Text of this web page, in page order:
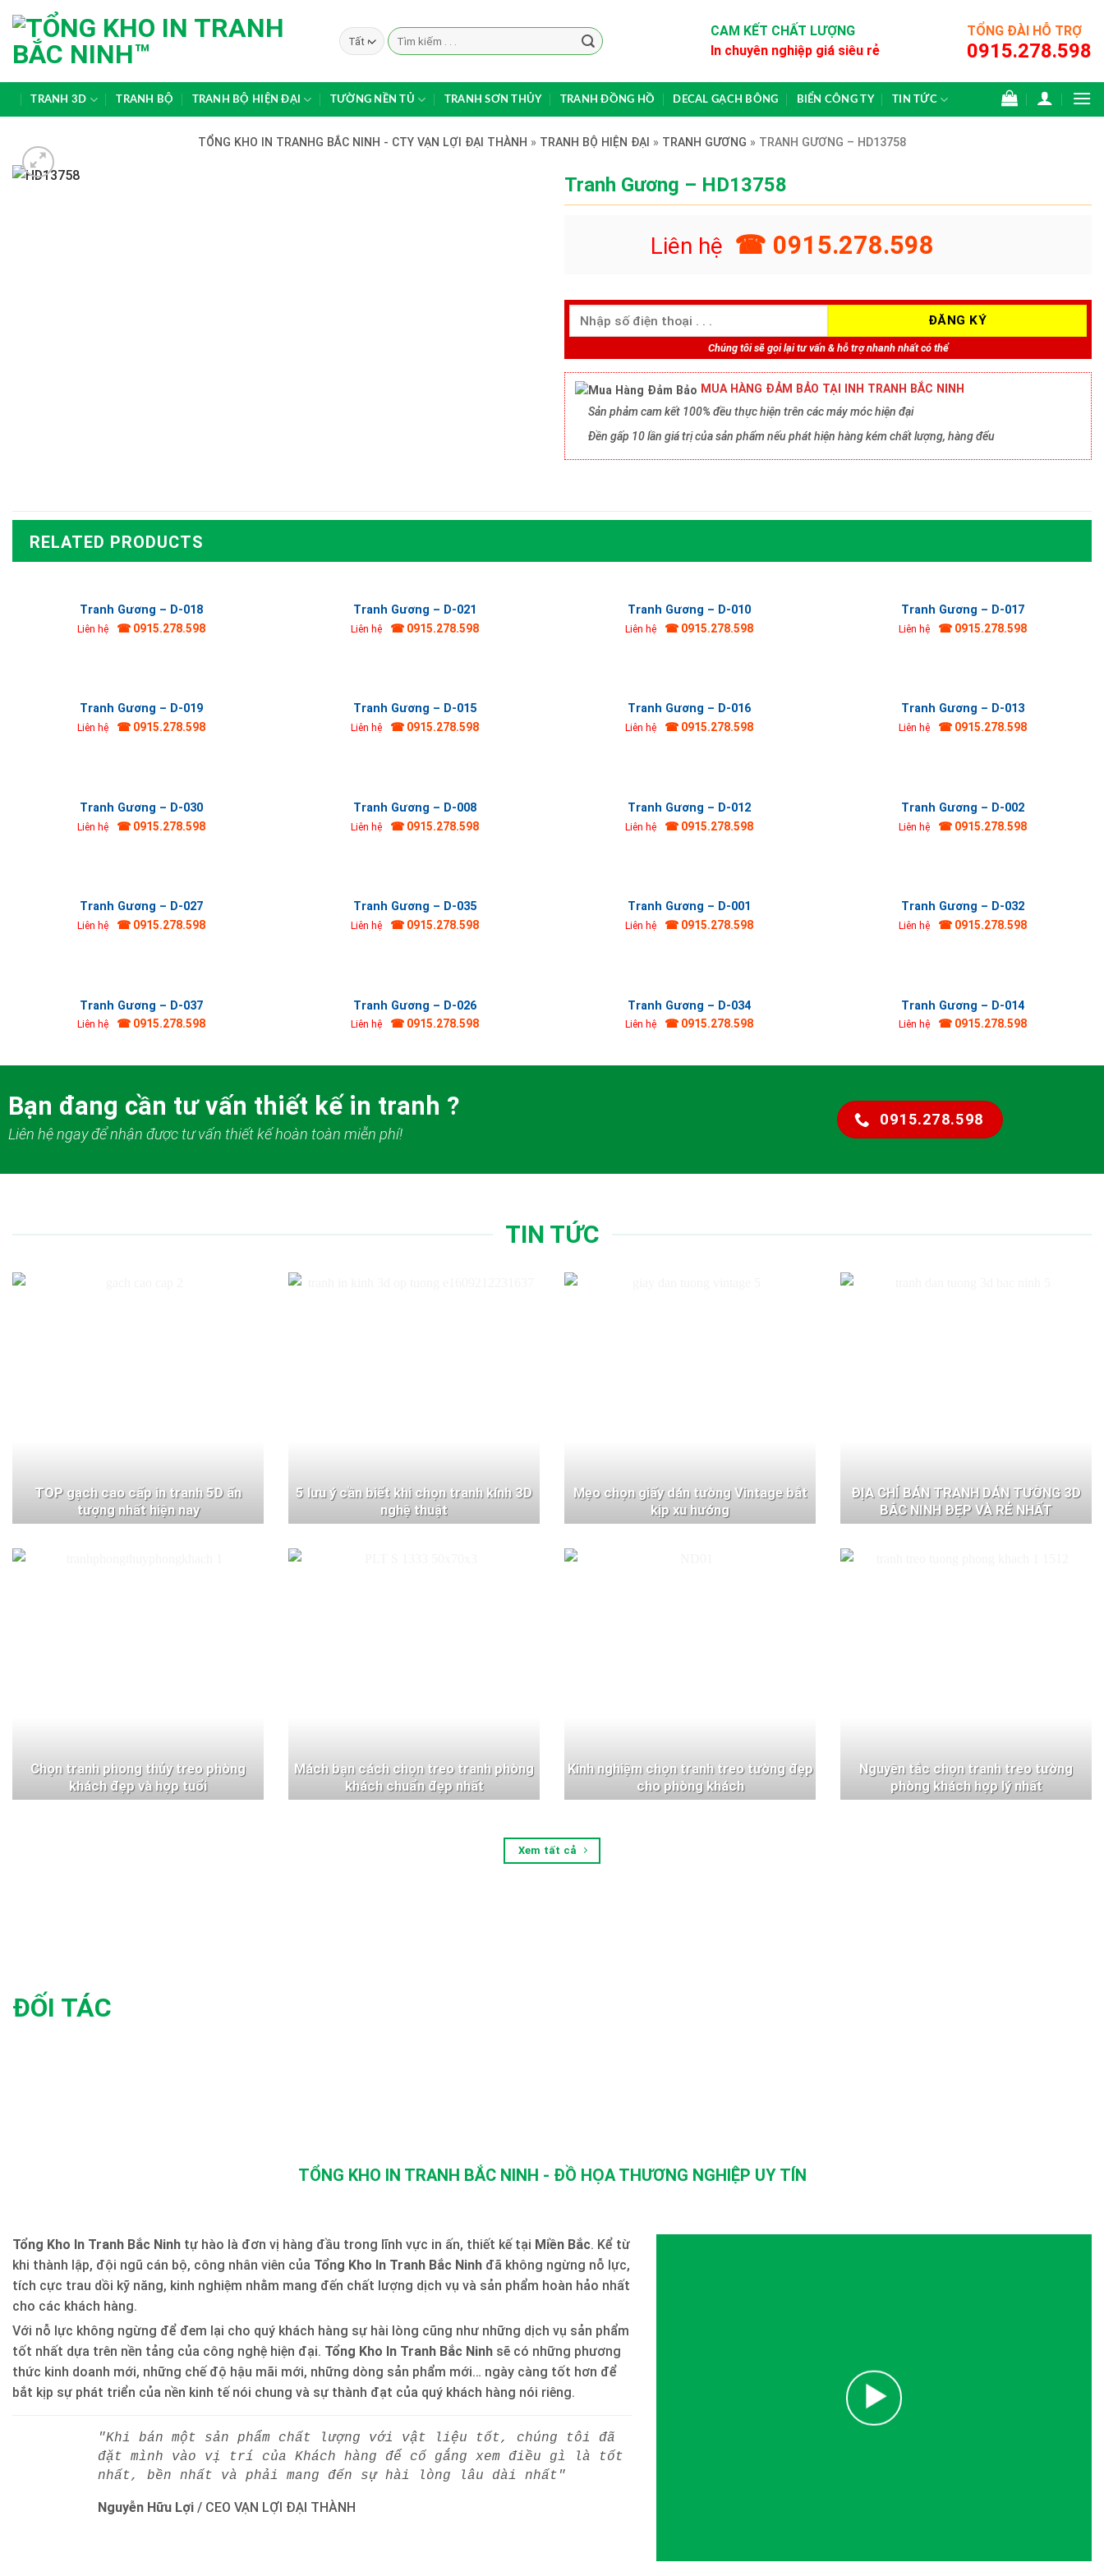
to
content
Search
for:
CAM KẾT CHẤT LƯỢNG
In chuyên nghiệp giá siêu rẻ
TỔNG ĐÀI HỖ TRỢ
0915.278.598
TRANH 3D TRANH BỘ TRANH BỘ HIỆN ĐẠI TƯỜNG NỀN TỦ TRANH SƠN THỦY TRANH ĐỒNG HỒ DECAL GẠCH BÔNG BIỂN CÔNG TY TIN TỨC
TỔNG KHO IN TRANHG BẮC NINH - CTY VẠN LỢI ĐẠI THÀNH » TRANH BỘ HIỆN ĐẠI » TRANH GƯƠNG » TRANH GƯƠNG – HD13758
Tranh Gương – HD13758
Liên hệ ☎ 0915.278.598
Chúng tôi sẽ gọi lại tư vấn & hỗ trợ nhanh nhất có thể
MUA HÀNG ĐẢM BẢO TẠI INH TRANH BẮC NINH
Sản phảm cam kết 100% đều thực hiện trên các máy móc hiện đại
Đền gấp 10 lần giá trị của sản phẩm nếu phát hiện hàng kém chất lượng, hàng đểu
RELATED PRODUCTS
Tranh Gương – D-018
Liên hệ ☎ 0915.278.598
Tranh Gương – D-021
Liên hệ ☎ 0915.278.598
Tranh Gương – D-010
Liên hệ ☎ 0915.278.598
Tranh Gương – D-017
Liên hệ ☎ 0915.278.598
Tranh Gương – D-019
Liên hệ ☎ 0915.278.598
Tranh Gương – D-015
Liên hệ ☎ 0915.278.598
Tranh Gương – D-016
Liên hệ ☎ 0915.278.598
Tranh Gương – D-013
Liên hệ ☎ 0915.278.598
Tranh Gương – D-030
Liên hệ ☎ 0915.278.598
Tranh Gương – D-008
Liên hệ ☎ 0915.278.598
Tranh Gương – D-012
Liên hệ ☎ 0915.278.598
Tranh Gương – D-002
Liên hệ ☎ 0915.278.598
Tranh Gương – D-027
Liên hệ ☎ 0915.278.598
Tranh Gương – D-035
Liên hệ ☎ 0915.278.598
Tranh Gương – D-001
Liên hệ ☎ 0915.278.598
Tranh Gương – D-032
Liên hệ ☎ 0915.278.598
Tranh Gương – D-037
Liên hệ ☎ 0915.278.598
Tranh Gương – D-026
Liên hệ ☎ 0915.278.598
Tranh Gương – D-034
Liên hệ ☎ 0915.278.598
Tranh Gương – D-014
Liên hệ ☎ 0915.278.598
Bạn đang cần tư vấn thiết kế in tranh ?
Liên hệ ngay để nhận được tư vấn thiết kế hoàn toàn miễn phí!
0915.278.598
TIN TỨC
TOP gạch cao cấp in tranh 5D ấn
tượng nhất hiện nay
5 lưu ý cần biết khi chọn tranh kính 3D
nghệ thuật
Mẹo chọn giấy dán tường Vintage bắt
kịp xu hướng
ĐỊA CHỈ BÁN TRANH DÁN TƯỜNG 3D
BẮC NINH ĐẸP VÀ RẺ NHẤT
Chọn tranh phong thủy treo phòng
khách đẹp và hợp tuổi
Mách bạn cách chọn treo tranh phòng
khách chuẩn đẹp nhất
Kinh nghiệm chọn tranh treo tường đẹp
cho phòng khách
Nguyên tắc chọn tranh treo tường
phòng khách hợp lý nhất
Xem tất cả
ĐỐI TÁC
TỔNG KHO IN TRANH BẮC NINH - ĐỒ HỌA THƯƠNG NGHIỆP UY TÍN
Tổng Kho In Tranh Bắc Ninh tự hào là đơn vị hàng đầu trong lĩnh vực in ấn, thiết kế tại Miền Bắc. Kể từ
khi thành lập, đội ngũ cán bộ, công nhân viên của Tổng Kho In Tranh Bắc Ninh đã không ngừng nỗ lực,
tích cực trau dồi kỹ năng, kinh nghiệm nhằm mang đến chất lượng dịch vụ và sản phẩm hoàn hảo nhất
cho các khách hàng.
Với nỗ lực không ngừng để đem lại cho quý khách hàng sự hài lòng cũng như những dịch vụ sản phẩm
tốt nhất dựa trên nền tảng của công nghệ hiện đại. Tổng Kho In Tranh Bắc Ninh sẽ có những phương
thức kinh doanh mới, những chế độ hậu mãi mới, những dòng sản phẩm mới… ngày càng tốt hơn để
bắt kịp sự phát triển của nền kinh tế nói chung và sự thành đạt của quý khách hàng nói riêng.
"Khi bán một sản phẩm chất lượng với vật liệu tốt, chúng tôi đã
đặt mình vào vị trí của Khách hàng để cố gắng xem điều gì là tốt
nhất, bền nhất và phải mang đến sự hài lòng lâu dài nhất"
Nguyễn Hữu Lợi / CEO VẠN LỢI ĐẠI THÀNH